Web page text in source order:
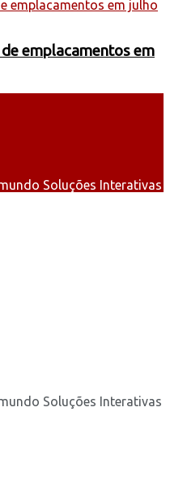
emplacamentos em
Soluções Interativas
Soluções Interativas